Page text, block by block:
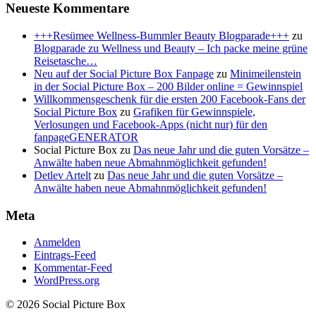
Neueste Kommentare
+++Resümee Wellness-Bummler Beauty Blogparade+++ zu
Blogparade zu Wellness und Beauty – Ich packe meine grüne
Reisetasche…
Neu auf der Social Picture Box Fanpage zu Minimeilenstein
in der Social Picture Box – 200 Bilder online = Gewinnspiel
Willkommensgeschenk für die ersten 200 Facebook-Fans der
Social Picture Box zu Grafiken für Gewinnspiele,
Verlosungen und Facebook-Apps (nicht nur) für den
fanpageGENERATOR
Social Picture Box zu Das neue Jahr und die guten Vorsätze –
Anwälte haben neue Abmahnmöglichkeit gefunden!
Detlev Artelt zu Das neue Jahr und die guten Vorsätze –
Anwälte haben neue Abmahnmöglichkeit gefunden!
Meta
Anmelden
Eintrags-Feed
Kommentar-Feed
WordPress.org
© 2026 Social Picture Box